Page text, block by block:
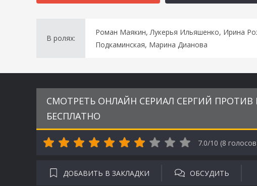
В ролях:
Роман Маякин, Лукерья Ильяшенко, Ирина
Подкаминская, Марина Дианова
СМОТРЕТЬ ОНЛАЙН СЕРИАЛ СЕРГИЙ ПРОТИВ
БЕСПЛАТНО
7.0/10 (8
ДОБАВИТЬ В ЗАКЛАДКИ ОБСУДИТЬ